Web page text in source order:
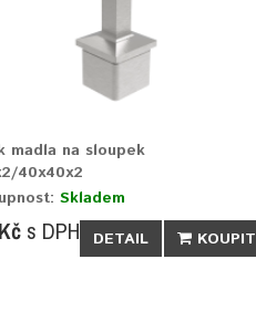
madla na sloupek
40x40x2
Skladem
s DPH DETAIL KOUPIT